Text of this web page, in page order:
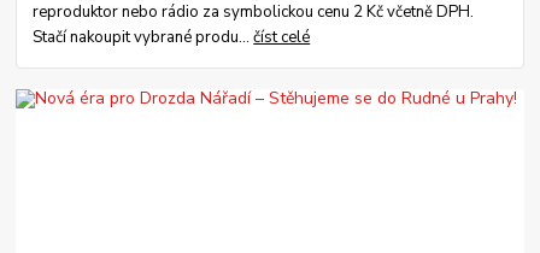
reproduktor nebo rádio za symbolickou cenu 2 Kč včetně DPH.
Stačí nakoupit vybrané produ...číst celé